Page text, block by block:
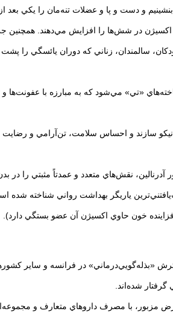
و دست و پا و عضلات تنه‌مان را يكي بعد
اكسيژن در شش‌ها را افزايش مي‌دهند. همچنين
سالمندان، زناني كه دوران يائسگي را پشت
«تي» مي‌شود كه به مبارزه با عفونت‌ها و
سازند و احساس سلامت، تن‌آرامي و
نقش‌هاي متعدد و عمدتاً مثبتي را در
ياريگر بهداشت رواني شناخته شده
خون حاوي اكسيژن آن عضو بستگي دارد).
«بذله‌گويي‌درماني» در فرانسه و ساير
شده‌اند.
با مصرف داروهاي متعارف و مجموعه‌اي